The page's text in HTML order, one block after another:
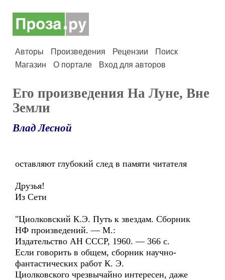
Авторы Произведения Рецензии
Поиск
Магазин
О портале Вход для авторов
Его произведения На Луне, Вне
Земли
Влад Лесной
оставляют глубокий след в памяти читателя
Друзья!
Из Сети
"Циолковский К.Э. Путь к звездам. Сборник
НФ произведений. — М.:
Издательство АН СССР, 1960. — 366 с.
Если говорить в общем, сборник научно-
фантастических работ К. Э.
Циолковского чрезвычайно интересен, даже